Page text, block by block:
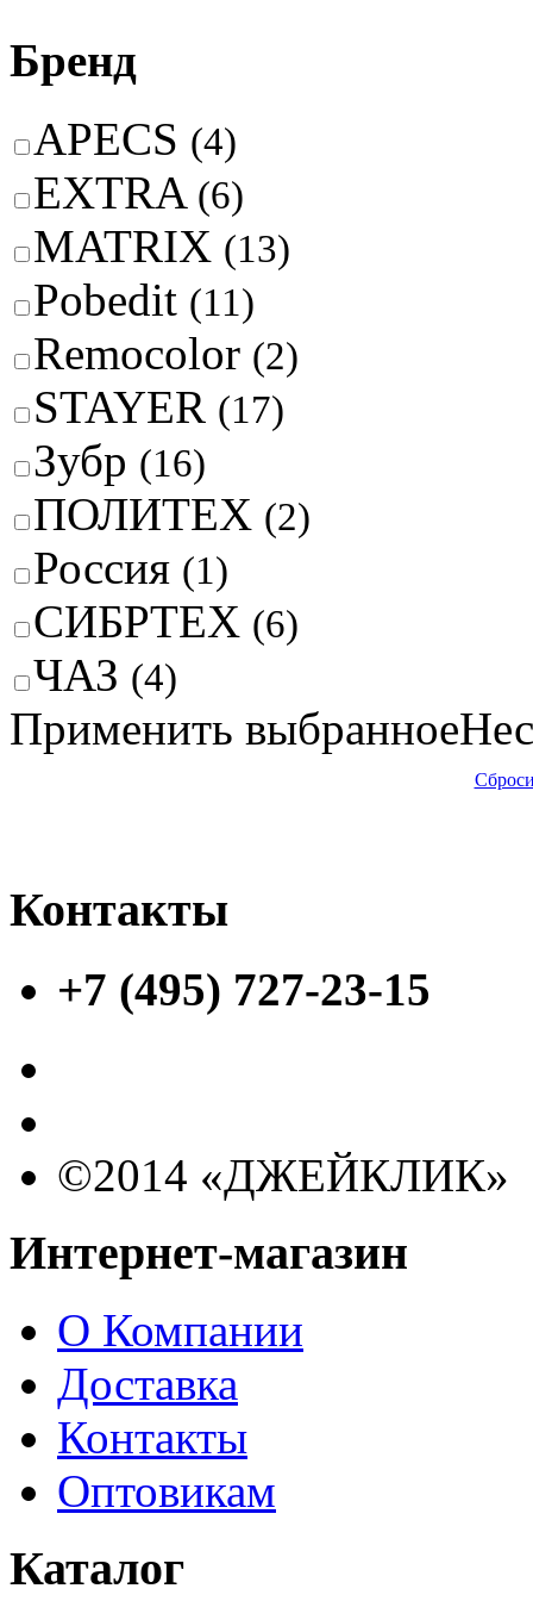
Бренд
APECS (4)
EXTRA (6)
MATRIX (13)
Pobedit (11)
Remocolor (2)
STAYER (17)
Зубр (16)
ПОЛИТЕХ (2)
Россия (1)
СИБРТЕХ (6)
ЧАЗ (4)
Применить выбранное
Контакты
+7 (495) 727-23-15
©2014 «ДЖЕЙКЛИК»
Интернет-магазин
О Компании
Доставка
Контакты
Оптовикам
Каталог